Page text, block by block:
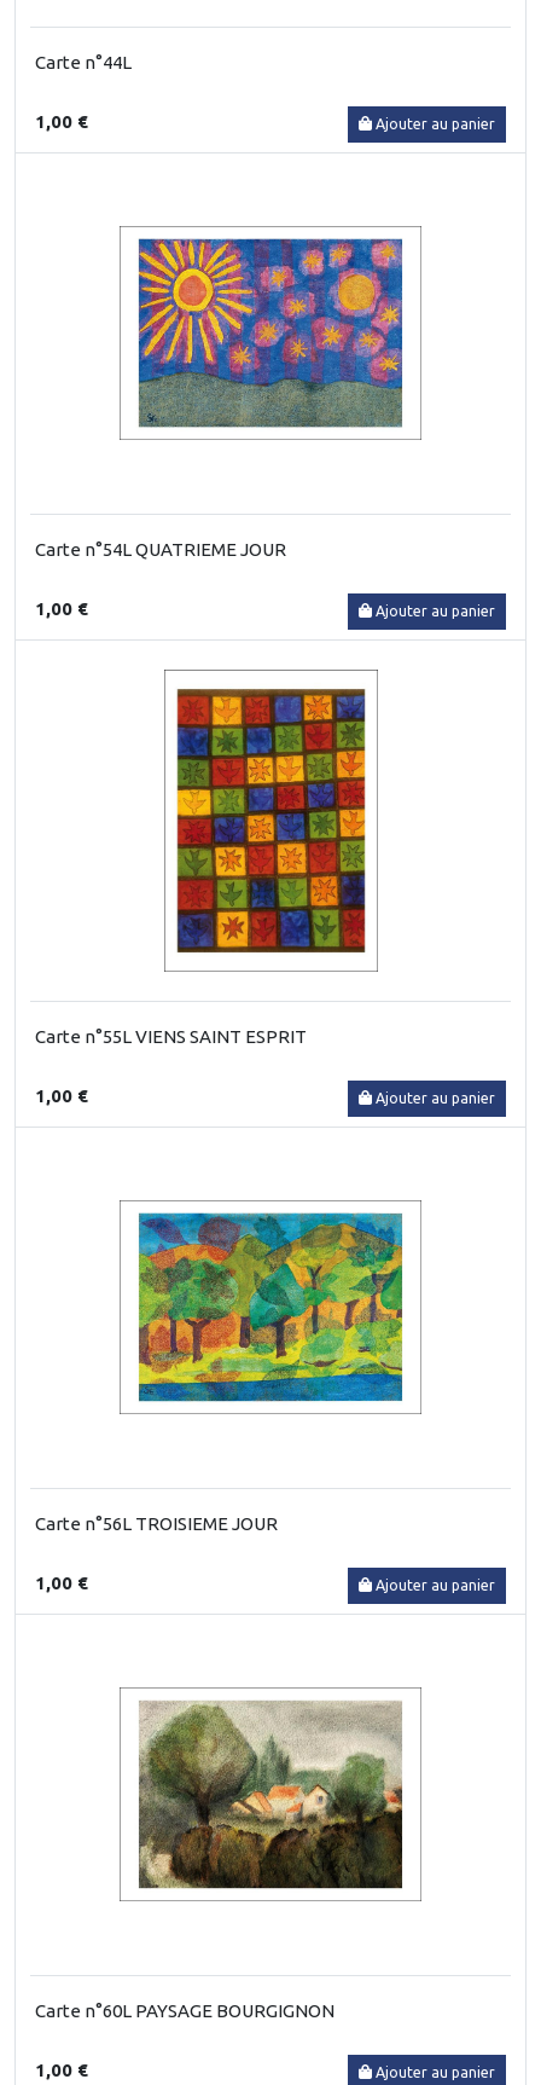
Carte n°44L
1,00 € Ajouter au panier
Carte n°54L QUATRIEME JOUR
1,00 € Ajouter au panier
Carte n°55L VIENS SAINT ESPRIT
1,00 € Ajouter au panier
Carte n°56L TROISIEME JOUR
1,00 € Ajouter au panier
Carte n°60L PAYSAGE BOURGIGNON
1,00 € Ajouter au panier